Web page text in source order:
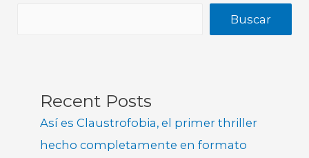
Buscar
Recent Posts
Así es Claustrofobia, el primer thriller
hecho completamente en formato